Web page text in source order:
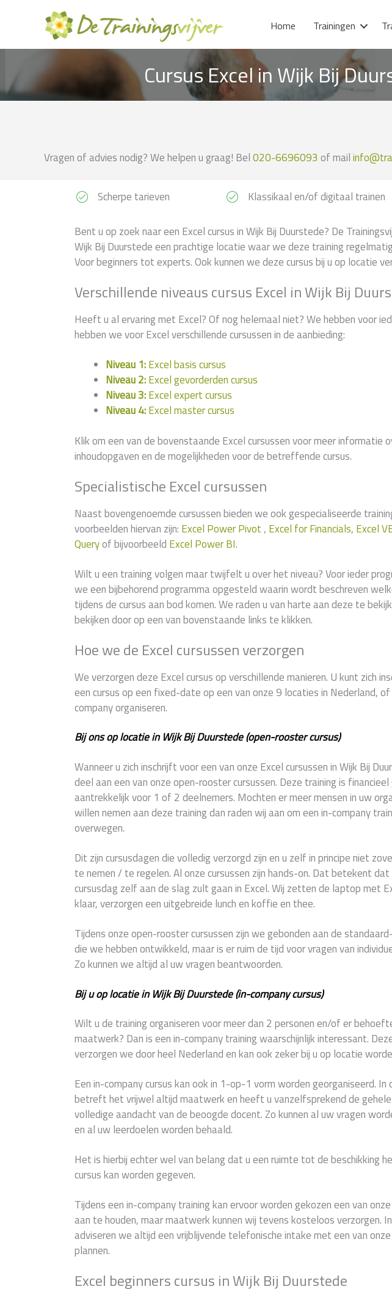
inhoud
Home Trainingen
Cursus Excel in Wijk Bij
Vragen of advies nodig? We helpen u graag! Bel020-6696093 of mail
Scherpe tarieven Klassikaal en/of digitaal trainen
Bent u op zoek naar een Excel cursus in Wijk Bij Duurstede? De
Wijk Bij Duurstede een prachtige locatie waar we deze training
Voor beginners tot experts. Ook kunnen we deze cursus bij u op locatie
Verschillende niveaus cursus Excel in Wijk Bij
Heeft u al ervaring met Excel? Of nog helemaal niet? We hebben voor
hebben we voor Excel verschillende cursussen in de aanbieding:
Niveau 1:Excel basis cursus
Niveau 2:Excel gevorderden cursus
Niveau 3:Excel expert cursus
Niveau 4:Excel master cursus
Klik om een van de bovenstaande Excel cursussen voor meer informatie
inhoudopgaven en de mogelijkheden voor de betreffende cursus.
Specialistische Excel cursussen
Naast bovengenoemde cursussen bieden we ook gespecialiseerde
voorbeelden hiervan zijn: Excel Power Pivot , Excel for Financials, Excel
Queryof bijvoorbeeld Excel Power BI.
Wilt u een training volgen maar twijfelt u over het niveau? Voor ieder
we een bijbehorend programma opgesteld waarin wordt beschreven
tijdens de cursus aan bod komen. We raden u van harte aan deze te
bekijken door op een van bovenstaande links te klikken.
Hoe we de Excel cursussen verzorgen
We verzorgen deze Excel cursus op verschillende manieren. U kunt zich
een cursus op een fixed-date op een van onze 9 locaties in Nederland, of
company organiseren.
Bij ons op locatie in Wijk Bij Duurstede (open-rooster cursus)
Wanneer u zich inschrijft voor een van onze Excel cursussen in Wijk Bij
deel aan een van onze open-rooster cursussen. Deze training is
aantrekkelijk voor 1 of 2 deelnemers. Mochten er meer mensen in uw
willen nemen aan deze training dan raden wij aan om een in-company
overwegen.
Dit zijn cursusdagen die volledig verzorgd zijn en u zelf in principe niet
te nemen / te regelen. Al onze cursussen zijn hands-on. Dat betekent
cursusdag zelf aan de slag zult gaan in Excel. Wij zetten de laptop met
klaar, verzorgen een uitgebreide lunch en koffie en thee.
Tijdens onze open-rooster cursussen zijn we gebonden aan de
die we hebben ontwikkeld, maar is er ruim de tijd voor vragen van
Zo kunnen we altijd al uw vragen beantwoorden.
Bij u op locatie in Wijk Bij Duurstede (in-company cursus)
Wilt u de training organiseren voor meer dan 2 personen en/of er
maatwerk? Dan is een in-company training waarschijnlijk interessant.
verzorgen we door heel Nederland en kan ook zeker bij u op locatie
Een in-company cursus kan ook in 1-op-1 vorm worden georganiseerd. In
betreft het vrijwel altijd maatwerk en heeft u vanzelfsprekend de
volledige aandacht van de beoogde docent. Zo kunnen al uw vragen
en al uw leerdoelen worden behaald.
Het is hierbij echter wel van belang dat u een ruimte tot de beschikking
cursus kan worden gegeven.
Tijdens een in-company training kan ervoor worden gekozen een van
aan te houden, maar maatwerk kunnen wij tevens kosteloos verzorgen.
adviseren we altijd een vrijblijvende telefonische intake met een van
plannen.
Excel beginners cursus in Wijk Bij Duurstede